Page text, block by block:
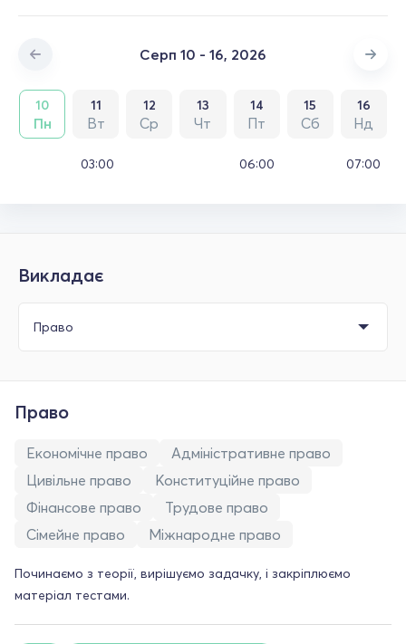
Серп 10 - 16, 2026
10
Пн
11
Вт
12
Ср
13
Чт
14
Пт
15
Сб
16
Нд
03:00 06:00 07:00
Викладає
Право
Економічне право
Адміністративне право
Цивільне право
Конституційне право
Фінансове право
Трудове право
Сімейне право
Міжнародне право
Починаємо з теорії, вирішуємо задачку, і закріплюємо
матеріал тестами.